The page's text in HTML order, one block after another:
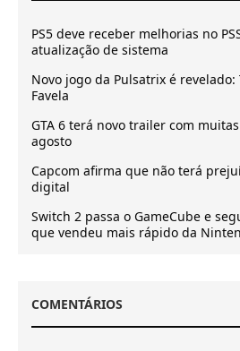
PS5 deve receber melhorias no
atualização de sistema
Novo jogo da Pulsatrix é
Favela
GTA 6 terá novo trailer com
agosto
Capcom afirma que não terá
digital
Switch 2 passa o GameCube e
que vendeu mais rápido da
COMENTÁRIOS